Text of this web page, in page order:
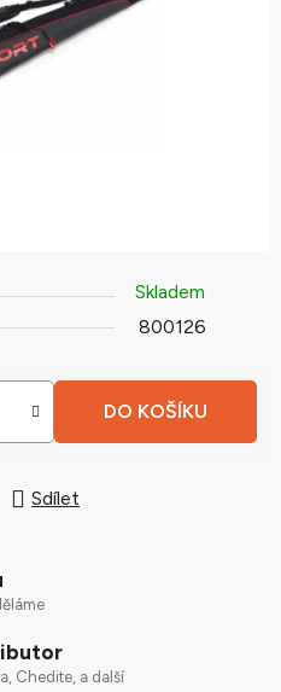
Skladem
800126
DO KOŠÍKU
Sdílet
Chedite, a další